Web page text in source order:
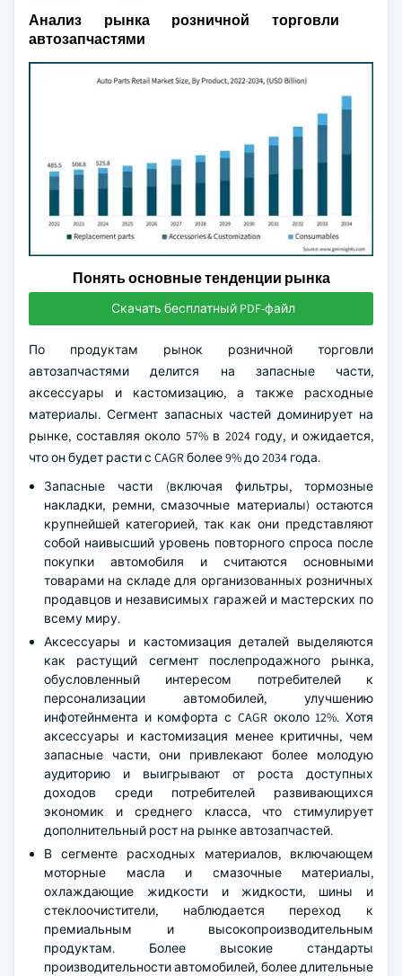
Анализ рынка розничной торговли
автозапчастями
Понять основные тенденции рынка
Скачать бесплатный PDF-файл
По продуктам рынок розничной торговли
автозапчастями делится на запасные части,
аксессуары и кастомизацию, а также расходные
материалы. Сегмент запасных частей доминирует на
рынке, составляя около 57% в 2024 году, и ожидается,
что он будет расти с CAGR более 9% до 2034 года.
Запасные части (включая фильтры, тормозные
накладки, ремни, смазочные материалы) остаются
крупнейшей категорией, так как они представляют
собой наивысший уровень повторного спроса после
покупки автомобиля и считаются основными
товарами на складе для организованных розничных
продавцов и независимых гаражей и мастерских по
всему миру.
Аксессуары и кастомизация деталей выделяются
как растущий сегмент послепродажного рынка,
обусловленный интересом потребителей к
персонализации автомобилей, улучшению
инфотейнмента и комфорта с CAGR около 12%. Хотя
аксессуары и кастомизация менее критичны, чем
запасные части, они привлекают более молодую
аудиторию и выигрывают от роста доступных
доходов среди потребителей развивающихся
экономик и среднего класса, что стимулирует
дополнительный рост на рынке автозапчастей.
В сегменте расходных материалов, включающем
моторные масла и смазочные материалы,
охлаждающие жидкости и жидкости, шины и
стеклоочистители, наблюдается переход к
премиальным и высокопроизводительным
продуктам. Более высокие стандарты
производительности автомобилей, более длительные